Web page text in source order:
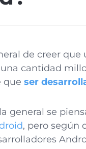
de creer
cantidad
que ser
general se
, pero según